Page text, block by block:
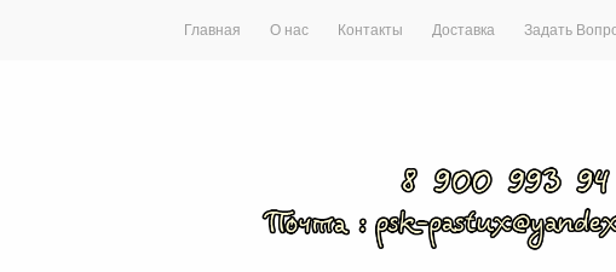
Главная О нас Контакты Доставка Задать